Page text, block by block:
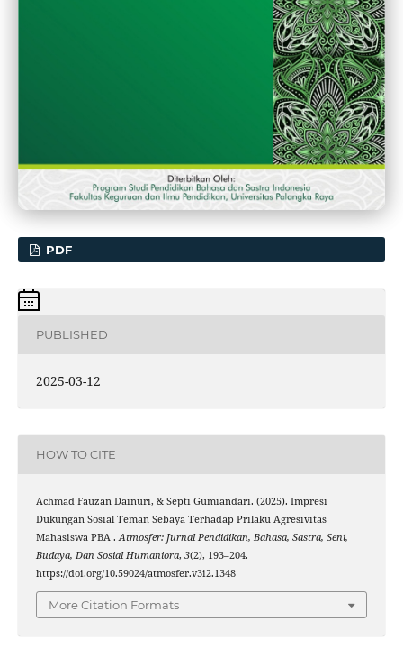
PDF
PUBLISHED
2025-03-12
HOW TO CITE
Achmad Fauzan Dainuri, & Septi Gumiandari. (2025). Impresi
Dukungan Sosial Teman Sebaya Terhadap Prilaku Agresivitas
Mahasiswa PBA .Atmosfer: Jurnal Pendidikan, Bahasa, Sastra, Seni,
Budaya, Dan Sosial Humaniora, 3(2), 193–204.
https://doi.org/10.59024/atmosfer.v3i2.1348
More Citation Formats